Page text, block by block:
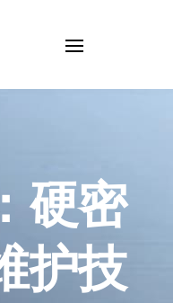
硬密
护技